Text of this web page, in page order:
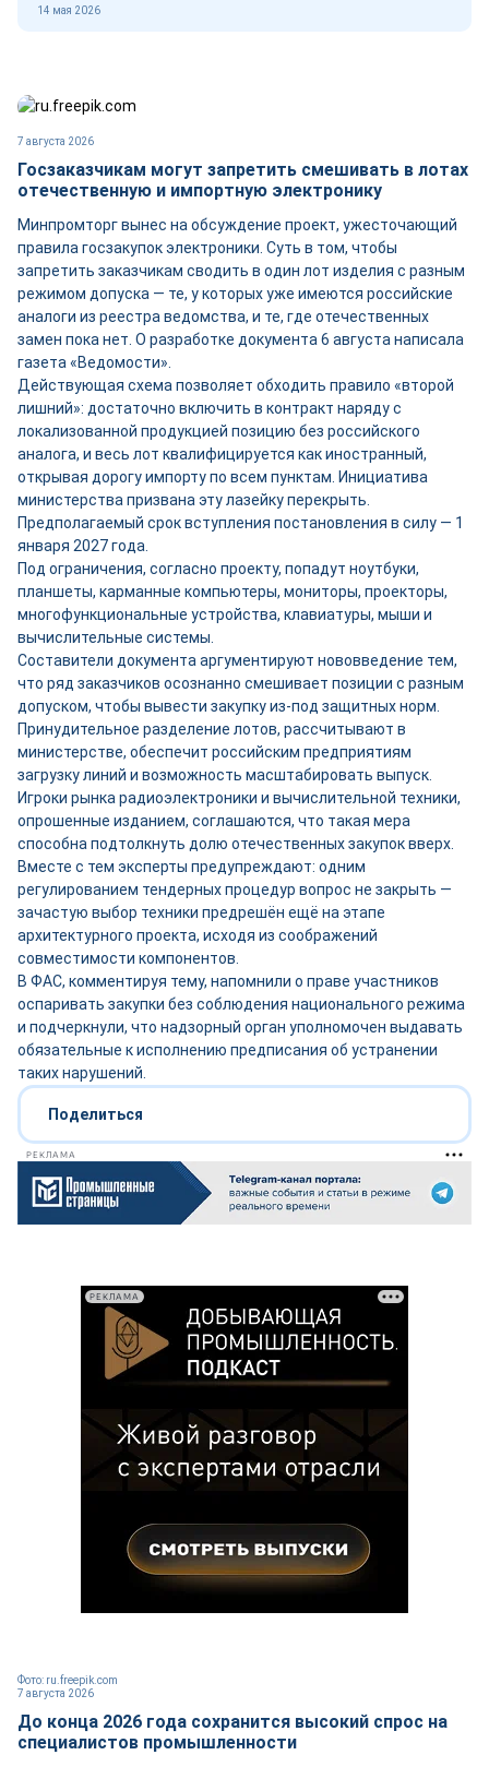
14 мая 2026
7 августа 2026
Госзаказчикам могут запретить смешивать в лотах
отечественную и импортную электронику
Минпромторг вынес на обсуждение проект, ужесточающий
правила госзакупок электроники. Суть в том, чтобы
запретить заказчикам сводить в один лот изделия с разным
режимом допуска — те, у которых уже имеются российские
аналоги из реестра ведомства, и те, где отечественных
замен пока нет. О разработке документа 6 августа написала
газета «Ведомости».
Действующая схема позволяет обходить правило «второй
лишний»: достаточно включить в контракт наряду с
локализованной продукцией позицию без российского
аналога, и весь лот квалифицируется как иностранный,
открывая дорогу импорту по всем пунктам. Инициатива
министерства призвана эту лазейку перекрыть.
Предполагаемый срок вступления постановления в силу — 1
января 2027 года.
Под ограничения, согласно проекту, попадут ноутбуки,
планшеты, карманные компьютеры, мониторы, проекторы,
многофункциональные устройства, клавиатуры, мыши и
вычислительные системы.
Составители документа аргументируют нововведение тем,
что ряд заказчиков осознанно смешивает позиции с разным
допуском, чтобы вывести закупку из-под защитных норм.
Принудительное разделение лотов, рассчитывают в
министерстве, обеспечит российским предприятиям
загрузку линий и возможность масштабировать выпуск.
Игроки рынка радиоэлектроники и вычислительной техники,
опрошенные изданием, соглашаются, что такая мера
способна подтолкнуть долю отечественных закупок вверх.
Вместе с тем эксперты предупреждают: одним
регулированием тендерных процедур вопрос не закрыть —
зачастую выбор техники предрешён ещё на этапе
архитектурного проекта, исходя из соображений
совместимости компонентов.
В ФАС, комментируя тему, напомнили о праве участников
оспаривать закупки без соблюдения национального режима
и подчеркнули, что надзорный орган уполномочен выдавать
обязательные к исполнению предписания об устранении
таких нарушений.
Поделиться
РЕКЛАМА
7 августа 2026
Фото: ru.freepik.com
До конца 2026 года сохранится высокий спрос на
специалистов промышленности
РЕКЛАМА